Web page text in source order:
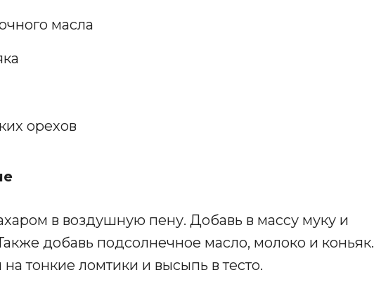
масла
орехов
в воздушную пену. Добавь в массу муку и
добавь подсолнечное масло, молоко и коньяк.
тонкие ломтики и высыпь в тесто.